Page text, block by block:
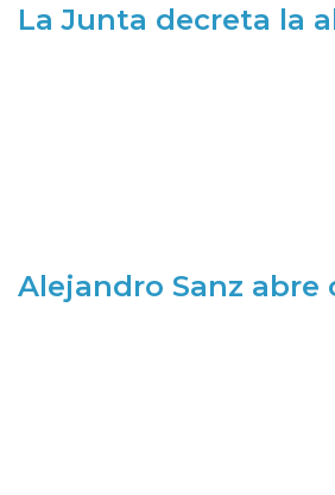
La Junta decreta la
Alejandro Sanz